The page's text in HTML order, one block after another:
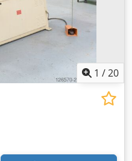
1 /20